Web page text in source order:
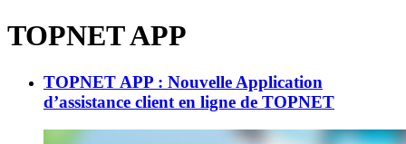
TOPNET APP
TOPNET APP : Nouvelle Application
d’assistance client en ligne de TOPNET